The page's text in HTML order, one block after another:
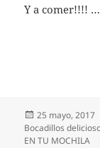
Y a comer!!!!
Publicado
el
25 mayo, 2017
Bocadillos
EN TU MOCHILA